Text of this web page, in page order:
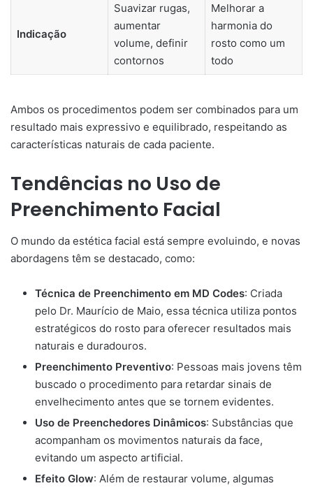
Indicação
Suavizar rugas,
aumentar
volume, definir
contornos
Melhorar a
harmonia do
rosto como um
todo
Ambos os procedimentos podem ser combinados para um
resultado mais expressivo e equilibrado, respeitando as
características naturais de cada paciente.
Tendências no Uso de
Preenchimento Facial
O mundo da estética facial está sempre evoluindo, e novas
abordagens têm se destacado, como:
Técnica de Preenchimento em MD Codes: Criada
pelo Dr. Maurício de Maio, essa técnica utiliza pontos
estratégicos do rosto para oferecer resultados mais
naturais e duradouros.
Preenchimento Preventivo: Pessoas mais jovens têm
buscado o procedimento para retardar sinais de
envelhecimento antes que se tornem evidentes.
Uso de Preenchedores Dinâmicos: Substâncias que
acompanham os movimentos naturais da face,
evitando um aspecto artificial.
Efeito Glow: Além de restaurar volume, algumas